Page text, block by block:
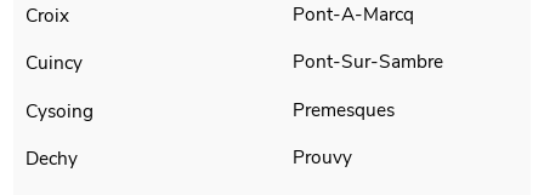
Croix
Cuincy
Cysoing
Dechy
Pont-A-Marcq
Pont-Sur-Sambre
Premesques
Prouvy